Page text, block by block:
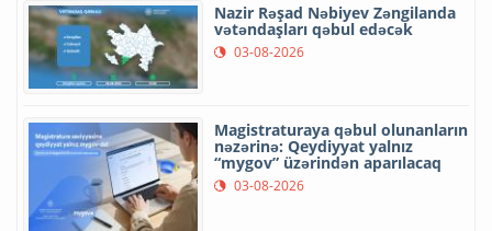
Nazir Rəşad Nəbiyev Zəngilanda
vətəndaşları qəbul edəcək
03-08-2026
Magistraturaya qəbul olunanların
nəzərinə: Qeydiyyat yalnız
“mygov” üzərindən aparılacaq
03-08-2026